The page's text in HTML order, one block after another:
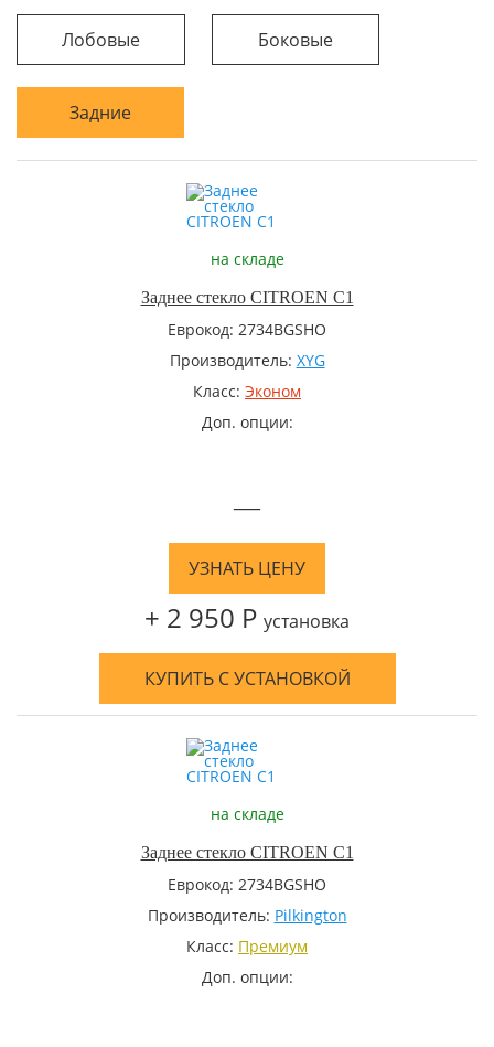
Лобовые Боковые
Задние
на складе
Заднее стекло CITROEN C1
Еврокод: 2734BGSHO
Производитель: XYG
Класс: Эконом
Доп. опции:
—
УЗНАТЬ ЦЕНУ
+ 2 950 Р установка
КУПИТЬ С УСТАНОВКОЙ
на складе
Заднее стекло CITROEN C1
Еврокод: 2734BGSHO
Производитель: Pilkington
Класс: Премиум
Доп. опции: